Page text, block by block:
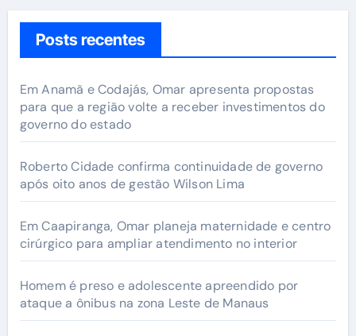
Posts recentes
Em Anamã e Codajás, Omar apresenta propostas
para que a região volte a receber investimentos do
governo do estado
Roberto Cidade confirma continuidade de governo
após oito anos de gestão Wilson Lima
Em Caapiranga, Omar planeja maternidade e centro
cirúrgico para ampliar atendimento no interior
Homem é preso e adolescente apreendido por
ataque a ônibus na zona Leste de Manaus